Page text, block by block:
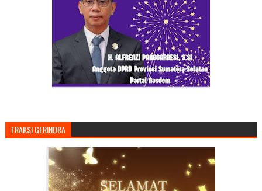
FRAKSI GERINDRA